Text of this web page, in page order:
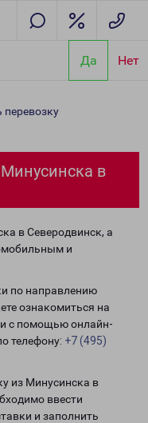
Да Нет
перевозку
в
в Северодвинск, а
и
по направлению
ознакомиться на
с помощью онлайн-
телефону: +7 (495)
из Минусинска в
ввести
и заполнить